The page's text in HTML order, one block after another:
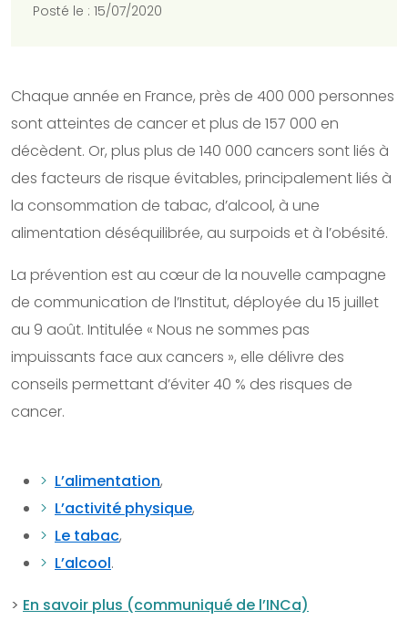
Posté le : 15/07/2020
Chaque année en France, près de 400 000 personnes
sont atteintes de cancer et plus de 157 000 en
décèdent. Or, plus plus de 140 000 cancers sont liés à
des facteurs de risque évitables, principalement liés à
la consommation de tabac, d’alcool, à une
alimentation déséquilibrée, au surpoids et à l’obésité.
La prévention est au cœur de la nouvelle campagne
de communication de l’Institut, déployée du 15 juillet
au 9 août. Intitulée « Nous ne sommes pas
impuissants face aux cancers », elle délivre des
conseils permettant d’éviter 40 % des risques de
cancer.
L’alimentation,
L’activité physique,
Le tabac,
L’alcool.
> En savoir plus (communiqué de l’INCa)